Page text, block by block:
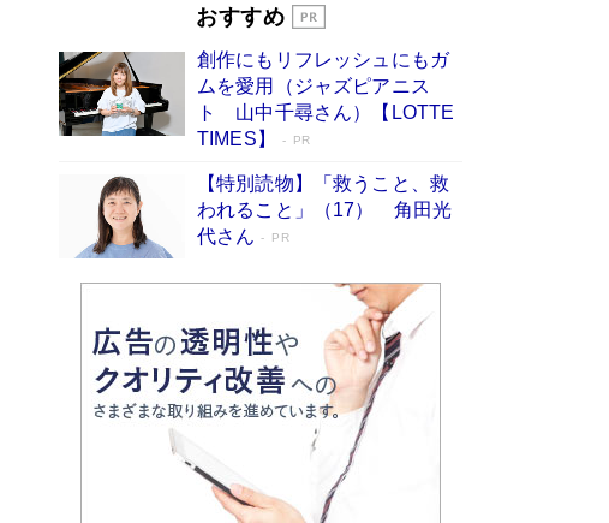
「叱って伸びるやつは、褒めたらもっと伸
た“人を育てるコツ”…芸への考え方を明か
す
Book Bang
「『火垂るの墓』は、大嘘である」原作者が抱き
続けた“自責の念”とは…「自己憐憫は描きたくな
い」監督が徹底的にこだわったこと（後編） #
戦争の記憶
Book Bang
美輪明宏 晩年の回答を集めた『ほほえんで生き
るための人生相談』がランクイン［エンターテイ
メントベストセラー］
Book Bang
「宇宙兄弟」最終46巻がベストセラー1位 宇宙
開発への関心を押し上げた18年の物語に幕 特装
版には「宇宙で描かれたマンガ」も収録
Book Bang
「不意に涙が出そうに…」高嶋政伸が明かし
た“13歳の娘を暴行する役”への葛藤 インティマ
シーコーディネーターに支えられたNHK『大奥』
Book Bang
おすすめ
創作にもリフレッシュにもガ
ムを愛用（ジャズピアニス
ト 山中千尋さん）【LOTTE
TIMES】
PR
【特別読物】「救うこと、救
われること」（17） 角田光
代さん
PR